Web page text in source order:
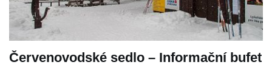
Červenovodské sedlo – Informační bufet